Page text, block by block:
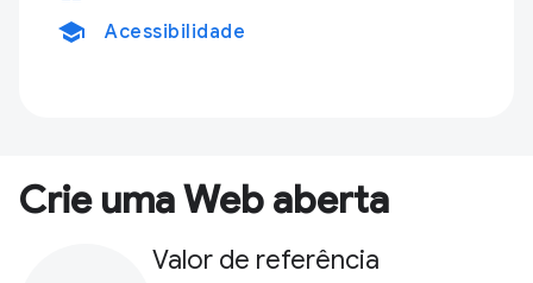
school Acessibilidade
Crie uma Web aberta
Valor de referência